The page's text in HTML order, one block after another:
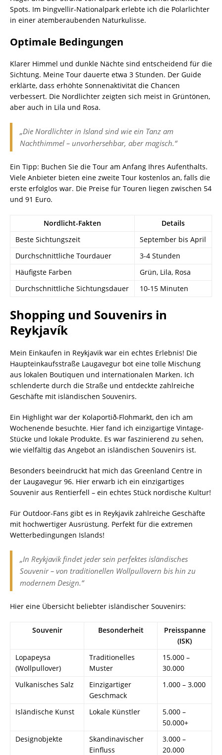
Spots. Im Þingvellir-Nationalpark erlebte ich die Polarlichter
in einer atemberaubenden Naturkulisse.
Optimale Bedingungen
Klarer Himmel und dunkle Nächte sind entscheidend für die
Sichtung. Meine Tour dauerte etwa 3 Stunden. Der Guide
erklärte, dass erhöhte Sonnenaktivität die Chancen
verbessert. Die Nordlichter zeigten sich meist in Grüntönen,
aber auch in Lila und Rosa.
„Die Nordlichter in Island sind wie ein Tanz am
Nachthimmel – unvorhersehbar, aber magisch.“
Ein Tipp: Buchen Sie die Tour am Anfang Ihres Aufenthalts.
Viele Anbieter bieten eine zweite Tour kostenlos an, falls die
erste erfolglos war. Die Preise für Touren liegen zwischen 54
und 91 Euro.
Nordlicht-Fakten
Details
Beste Sichtungszeit
September bis April
Durchschnittliche Tourdauer
3-4 Stunden
Häufigste Farben
Grün, Lila, Rosa
Durchschnittliche Sichtungsdauer
10-15 Minuten
Shopping und Souvenirs in
Reykjavík
Mein Einkaufen in Reykjavik war ein echtes Erlebnis! Die
Haupteinkaufsstraße Laugavegur bot eine tolle Mischung
aus lokalen Boutiquen und internationalen Marken. Ich
schlenderte durch die Straße und entdeckte zahlreiche
Geschäfte mit isländischen Souvenirs.
Ein Highlight war der Kolaportið-Flohmarkt, den ich am
Wochenende besuchte. Hier fand ich einzigartige Vintage-
Stücke und lokale Produkte. Es war faszinierend zu sehen,
wie vielfältig das Angebot an isländischen Souvenirs ist.
Besonders beeindruckt hat mich das Greenland Centre in
der Laugavegur 96. Hier erwarb ich ein einzigartiges
Souvenir aus Rentierfell – ein echtes Stück nordische Kultur!
Für Outdoor-Fans gibt es in Reykjavik zahlreiche Geschäfte
mit hochwertiger Ausrüstung. Perfekt für die extremen
Wetterbedingungen Islands!
„In Reykjavik findet jeder sein perfektes isländisches
Souvenir – von traditionellen Wollpullovern bis hin zu
modernem Design.“
Hier eine Übersicht beliebter isländischer Souvenirs:
Souvenir Besonderheit
Preisspanne
(ISK)
Lopapeysa
(Wollpullover)
Traditionelles
Muster
15.000 –
30.000
Vulkanisches Salz
Einzigartiger
Geschmack
1.000 – 3.000
Isländische Kunst Lokale Künstler
5.000 –
50.000+
Designobjekte
Skandinavischer
Einfluss
3.000 –
20.000